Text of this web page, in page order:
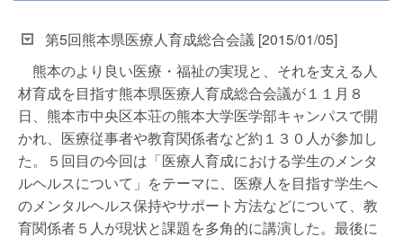
第5回熊本県医療人育成総合会議 [2015/01/05]
熊本のより良い医療・福祉の実現と、それを支える人
材育成を目指す熊本県医療人育成総合会議が１１月８
日、熊本市中央区本荘の熊本大学医学部キャンパスで開
かれ、医療従事者や教育関係者など約１３０人が参加し
た。５回目の今回は「医療人育成における学生のメンタ
ルヘルスについて」をテーマに、医療人を目指す学生へ
のメンタルヘルス保持やサポート方法などについて、教
育関係者５人が現状と課題を多角的に講演した。最後に